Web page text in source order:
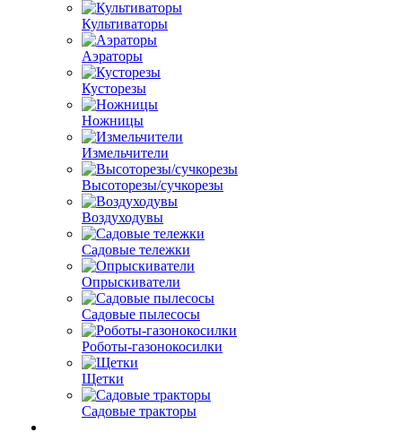
Культиваторы
Аэраторы
Кусторезы
Ножницы
Измельчители
Высоторезы/сучкорезы
Воздуходувы
Садовые тележки
Опрыскиватели
Садовые пылесосы
Роботы-газонокосилки
Щетки
Садовые тракторы